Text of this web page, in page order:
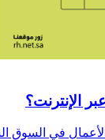
الإنترنت؟
في